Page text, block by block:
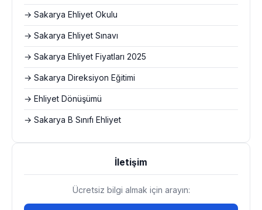
→ Sakarya Ehliyet Okulu
→ Sakarya Ehliyet Sınavı
→ Sakarya Ehliyet Fiyatları 2025
→ Sakarya Direksiyon Eğitimi
→ Ehliyet Dönüşümü
→ Sakarya B Sınıfı Ehliyet
İletişim
Ücretsiz bilgi almak için arayın: